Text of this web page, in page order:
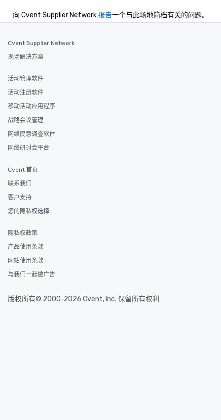
向 Cvent Supplier Network报告一个与此场地简档有关的问题。
Cvent Supplier Network
现场解决方案
活动管理软件
活动注册软件
移动活动应用程序
战略会议管理
网络民意调查软件
网络研讨会平台
Cvent 首页
联系我们
客户支持
您的隐私权选择
隐私权政策
产品使用条款
网站使用条款
与我们一起做广告
版权所有© 2000-2026 Cvent, Inc. 保留所有权利